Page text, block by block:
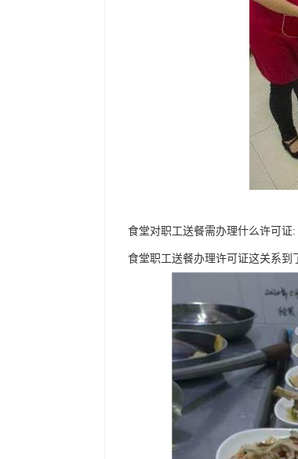
食堂对职工送餐需办理什么许可证:
食堂职工送餐办理许可证这关系到